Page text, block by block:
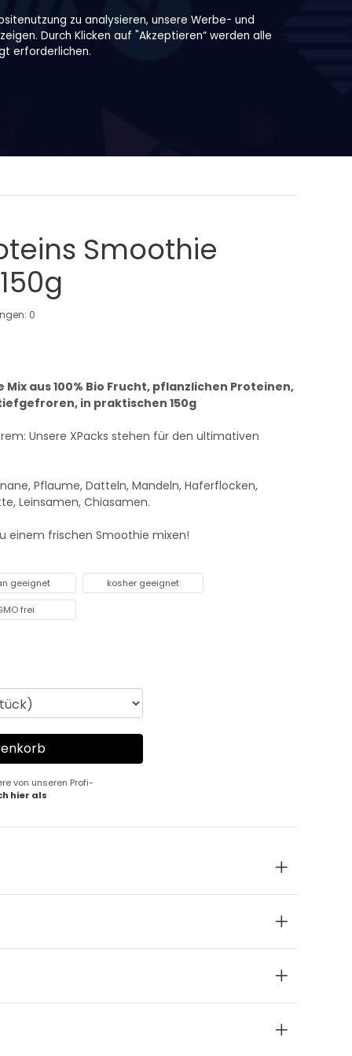
zu analysieren, unsere Werbe- und
Durch Klicken auf "Akzeptieren“ werden alle
erforderlichen.
Smoothie
0
aus 100% Bio Frucht, pflanzlichen Proteinen,
in praktischen 150g
Unsere XPacks stehen für den ultimativen
Pflaume, Datteln, Mandeln, Haferflocken,
Leinsamen, Chiasamen.
einem frischen Smoothie mixen!
geeignet kosher geeignet
frei
von unseren Profi-
hier als